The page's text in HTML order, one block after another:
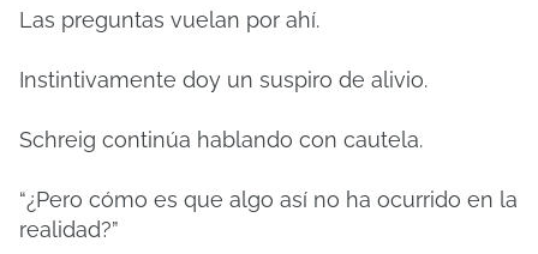
Las preguntas vuelan por ahí.
Instintivamente doy un suspiro de alivio.
Schreig continúa hablando con cautela.
“¿Pero cómo es que algo así no ha ocurrido en la
realidad?”